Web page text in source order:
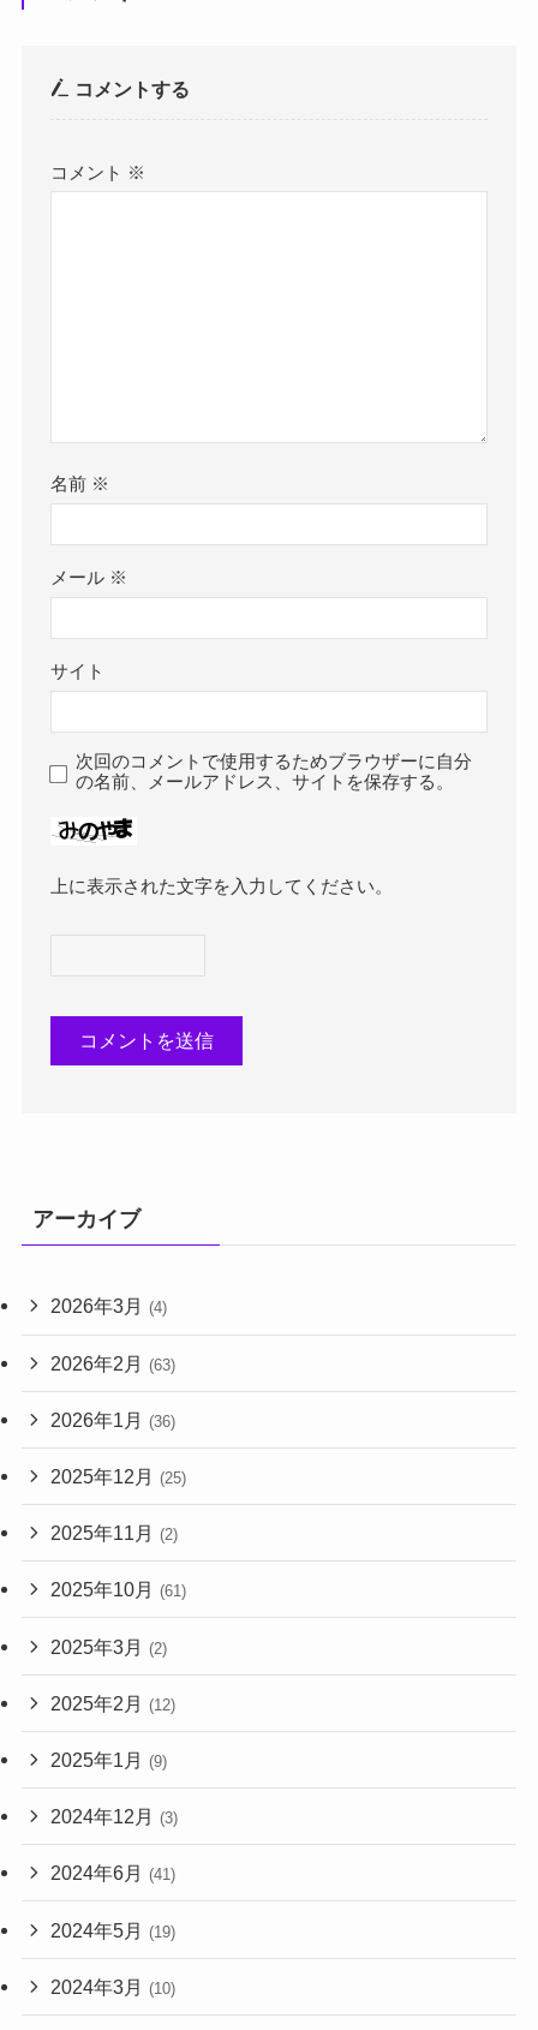
コメントする
コメント ※
名前 ※
メール ※
サイト
次回のコメントで使用するためブラウザーに自分
の名前、メールアドレス、サイトを保存する。
上に表示された文字を入力してください。
アーカイブ
2026年3月 (4)
2026年2月 (63)
2026年1月 (36)
2025年12月 (25)
2025年11月 (2)
2025年10月 (61)
2025年3月 (2)
2025年2月 (12)
2025年1月 (9)
2024年12月 (3)
2024年6月 (41)
2024年5月 (19)
2024年3月 (10)